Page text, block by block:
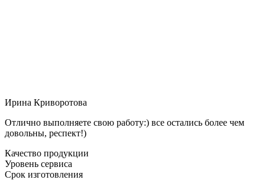
Ирина Криворотова
Отлично выполняете свою работу:) все остались более чем
довольны, респект!)
Качество продукции
Уровень сервиса
Срок изготовления